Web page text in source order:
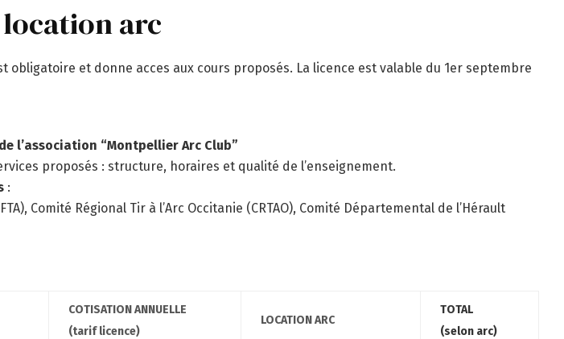
arc
obligatoire et donne acces aux cours proposés. La licence est valable du 1er septembre
l’association “Montpellier Arc Club”
proposés : structure, horaires et qualité de l’enseignement.
:
Comité Régional Tir à l’Arc Occitanie (CRTAO), Comité Départemental de l’Hérault
COTISATION ANNUELLE
(tarif licence)
LOCATION ARC
TOTAL
(selon arc)